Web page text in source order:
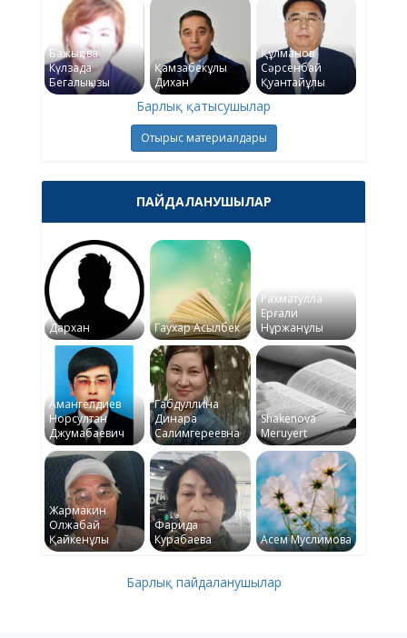
Бажықова
Күлзада
Бегалықызы
Қамзабекұлы
Дихан
Құлманов
Сәрсенбай
Қуантайұлы
Барлық қатысушылар
Отырыс материалдары
ПАЙДАЛАНУШЫЛАР
Дархан Гаухар Асылбек
Рахматулла
Ерғали
Нұржанұлы
Амангелдиев
Норсултан
Джумабаевич
Габдуллина
Динара
Салимгереевна
Shakenova
Meruyert
Жармакин
Олжабай
Қайкенұлы
Фарида
Курабаева
Асем Муслимова
Барлық пайдаланушылар